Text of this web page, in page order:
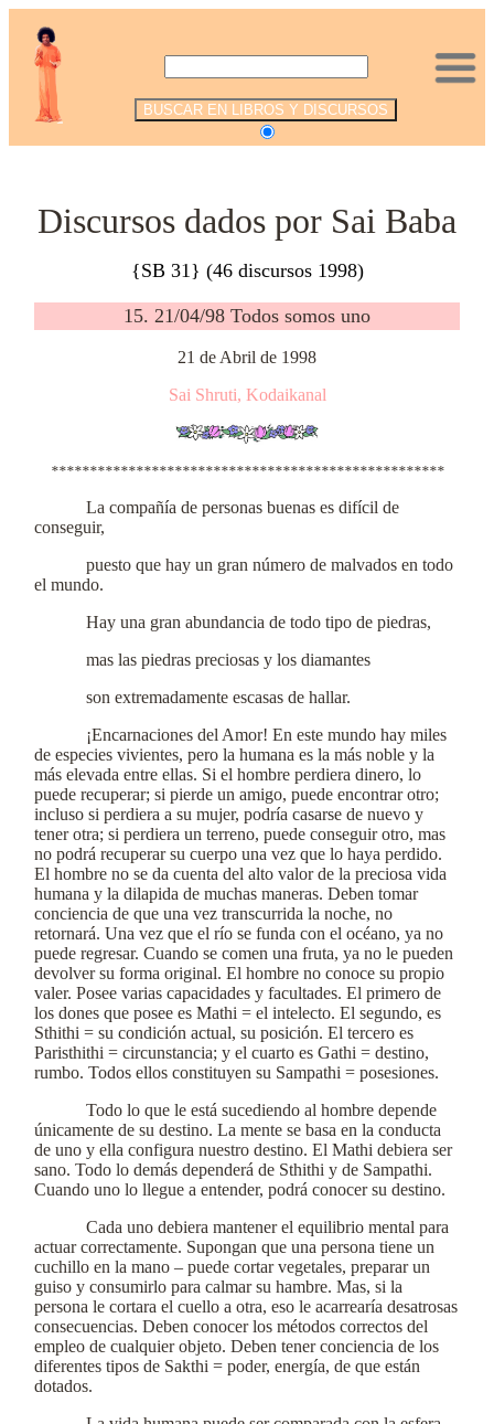
Discursos dados por Sai Baba
{SB 31} (46 discursos 1998)
15. 21/04/98 Todos somos uno
21 de Abril de 1998
Sai Shruti, Kodaikanal
***************************************************
La compañía de personas buenas es difícil de
conseguir,
puesto que hay un gran número de malvados en todo
el mundo.
Hay una gran abundancia de todo tipo de piedras,
mas las piedras preciosas y los diamantes
son extremadamente escasas de hallar.
¡Encarnaciones del Amor! En este mundo hay miles
de especies vivientes, pero la humana es la más noble y la
más elevada entre ellas. Si el hombre perdiera dinero, lo
puede recuperar; si pierde un amigo, puede encontrar otro;
incluso si perdiera a su mujer, podría casarse de nuevo y
tener otra; si perdiera un terreno, puede conseguir otro, mas
no podrá recuperar su cuerpo una vez que lo haya perdido.
El hombre no se da cuenta del alto valor de la preciosa vida
humana y la dilapida de muchas maneras. Deben tomar
conciencia de que una vez transcurrida la noche, no
retornará. Una vez que el río se funda con el océano, ya no
puede regresar. Cuando se comen una fruta, ya no le pueden
devolver su forma original. El hombre no conoce su propio
valer. Posee varias capacidades y facultades. El primero de
los dones que posee es Mathi = el intelecto. El segundo, es
Sthithi = su condición actual, su posición. El tercero es
Paristhithi = circunstancia; y el cuarto es Gathi = destino,
rumbo. Todos ellos constituyen su Sampathi = posesiones.
Todo lo que le está sucediendo al hombre depende
únicamente de su destino. La mente se basa en la conducta
de uno y ella configura nuestro destino. El Mathi debiera ser
sano. Todo lo demás dependerá de Sthithi y de Sampathi.
Cuando uno lo llegue a entender, podrá conocer su destino.
Cada uno debiera mantener el equilibrio mental para
actuar correctamente. Supongan que una persona tiene un
cuchillo en la mano – puede cortar vegetales, preparar un
guiso y consumirlo para calmar su hambre. Mas, si la
persona le cortara el cuello a otra, eso le acarrearía desatrosas
consecuencias. Deben conocer los métodos correctos del
empleo de cualquier objeto. Deben tener conciencia de los
diferentes tipos de Sakthi = poder, energía, de que están
dotados.